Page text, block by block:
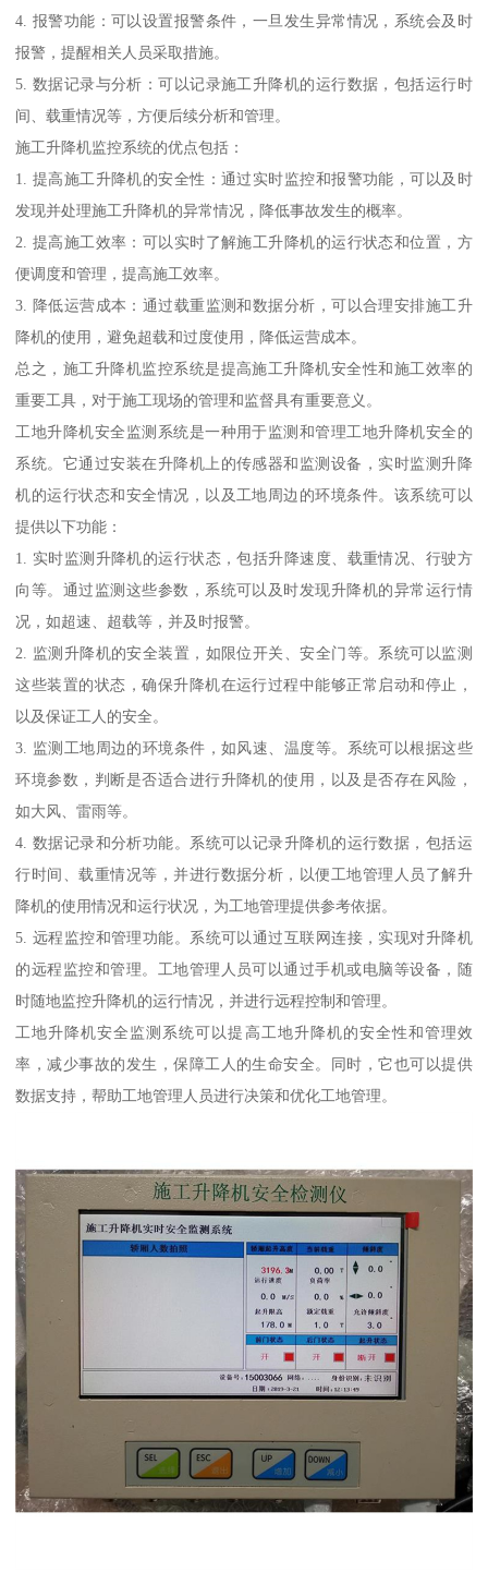
4. 报警功能：可以设置报警条件，一旦发生异常情况，系统会及时
报警，提醒相关人员采取措施。
5. 数据记录与分析：可以记录施工升降机的运行数据，包括运行时
间、载重情况等，方便后续分析和管理。
施工升降机监控系统的优点包括：
1. 提高施工升降机的安全性：通过实时监控和报警功能，可以及时
发现并处理施工升降机的异常情况，降低事故发生的概率。
2. 提高施工效率：可以实时了解施工升降机的运行状态和位置，方
便调度和管理，提高施工效率。
3. 降低运营成本：通过载重监测和数据分析，可以合理安排施工升
降机的使用，避免超载和过度使用，降低运营成本。
总之，施工升降机监控系统是提高施工升降机安全性和施工效率的
重要工具，对于施工现场的管理和监督具有重要意义。
工地升降机安全监测系统是一种用于监测和管理工地升降机安全的
系统。它通过安装在升降机上的传感器和监测设备，实时监测升降
机的运行状态和安全情况，以及工地周边的环境条件。该系统可以
提供以下功能：
1. 实时监测升降机的运行状态，包括升降速度、载重情况、行驶方
向等。通过监测这些参数，系统可以及时发现升降机的异常运行情
况，如超速、超载等，并及时报警。
2. 监测升降机的安全装置，如限位开关、安全门等。系统可以监测
这些装置的状态，确保升降机在运行过程中能够正常启动和停止，
以及保证工人的安全。
3. 监测工地周边的环境条件，如风速、温度等。系统可以根据这些
环境参数，判断是否适合进行升降机的使用，以及是否存在风险，
如大风、雷雨等。
4. 数据记录和分析功能。系统可以记录升降机的运行数据，包括运
行时间、载重情况等，并进行数据分析，以便工地管理人员了解升
降机的使用情况和运行状况，为工地管理提供参考依据。
5. 远程监控和管理功能。系统可以通过互联网连接，实现对升降机
的远程监控和管理。工地管理人员可以通过手机或电脑等设备，随
时随地监控升降机的运行情况，并进行远程控制和管理。
工地升降机安全监测系统可以提高工地升降机的安全性和管理效
率，减少事故的发生，保障工人的生命安全。同时，它也可以提供
数据支持，帮助工地管理人员进行决策和优化工地管理。